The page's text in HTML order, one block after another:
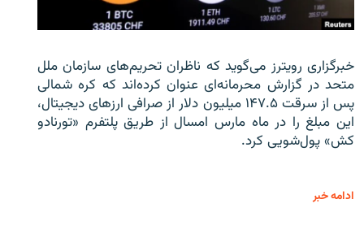
خبرگزاری رویترز می‌گوید که ناظران تحریم‌های سازمان ملل
متحد در گزارش محرمانه‌ای عنوان کرده‌اند که کره شمالی
پس از سرقت ۱۴۷.۵ میلیون دلار از صرافی ارزهای دیجیتال،
این مبلغ را در ماه مارس امسال از طریق پلتفرم «تورنادو
کش» پول‌شویی کرد.
ادامه خبر